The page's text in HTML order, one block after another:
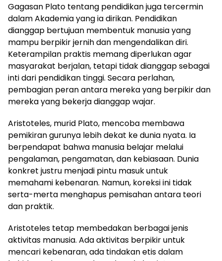
Gagasan Plato tentang pendidikan juga tercermin
dalam Akademia yang ia dirikan. Pendidikan
dianggap bertujuan membentuk manusia yang
mampu berpikir jernih dan mengendalikan diri.
Keterampilan praktis memang diperlukan agar
masyarakat berjalan, tetapi tidak dianggap sebagai
inti dari pendidikan tinggi. Secara perlahan,
pembagian peran antara mereka yang berpikir dan
mereka yang bekerja dianggap wajar.
Aristoteles, murid Plato, mencoba membawa
pemikiran gurunya lebih dekat ke dunia nyata. Ia
berpendapat bahwa manusia belajar melalui
pengalaman, pengamatan, dan kebiasaan. Dunia
konkret justru menjadi pintu masuk untuk
memahami kebenaran. Namun, koreksi ini tidak
serta-merta menghapus pemisahan antara teori
dan praktik.
Aristoteles tetap membedakan berbagai jenis
aktivitas manusia. Ada aktivitas berpikir untuk
mencari kebenaran, ada tindakan etis dalam